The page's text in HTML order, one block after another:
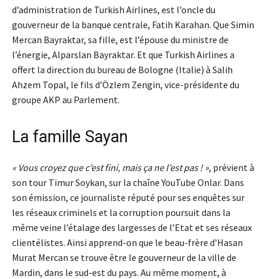
d’administration de Turkish Airlines, est l’oncle du
gouverneur de la banque centrale, Fatih Karahan. Que Simin
Mercan Bayraktar, sa fille, est l’épouse du ministre de
l’énergie, Alparslan Bayraktar. Et que Turkish Airlines a
offert la direction du bureau de Bologne (Italie) à Salih
Ahzem Topal, le fils d’Özlem Zengin, vice-présidente du
groupe AKP au Parlement.
La famille Sayan
« Vous croyez que c’est fini, mais ça ne l’est pas ! », prévient à
son tour Timur Soykan, sur la chaîne YouTube Onlar. Dans
son émission, ce journaliste réputé pour ses enquêtes sur
les réseaux criminels et la corruption poursuit dans la
même veine l’étalage des largesses de l’Etat et ses réseaux
clientélistes. Ainsi apprend-on que le beau-frère d’Hasan
Murat Mercan se trouve être le gouverneur de la ville de
Mardin, dans le sud-est du pays. Au même moment, à